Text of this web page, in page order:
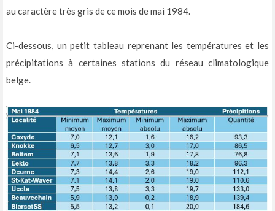
au caractère très gris de ce mois de mai 1984.
Ci-dessous, un petit tableau reprenant les températures et les
précipitations à certaines stations du réseau climatologique
belge.